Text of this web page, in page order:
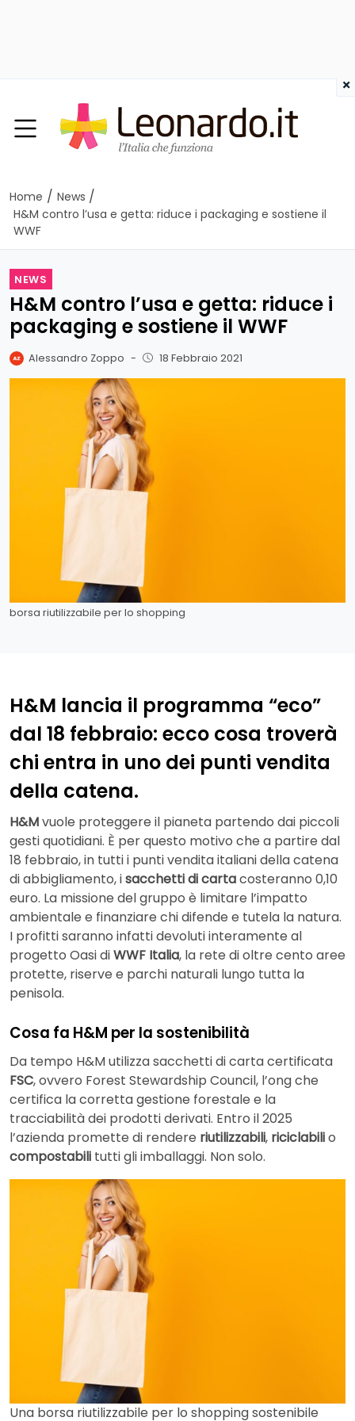
Home / News /
H&M contro l’usa e getta: riduce i packaging e sostiene il
WWF
NEWS
H&M contro l’usa e getta: riduce i
packaging e sostiene il WWF
Alessandro Zoppo - 18 Febbraio 2021
borsa riutilizzabile per lo shopping
H&M lancia il programma “eco”
dal 18 febbraio: ecco cosa troverà
chi entra in uno dei punti vendita
della catena.
H&Mvuole proteggere il pianeta partendo dai piccoli
gesti quotidiani. È per questo motivo che a partire dal
18 febbraio, in tutti i punti vendita italiani della catena
di abbigliamento, isacchetti di cartacosteranno 0,10
euro. La missione del gruppo è limitare l’impatto
ambientale e finanziare chi difende e tutela la natura.
I profitti saranno infatti devoluti interamente al
progetto Oasi diWWF Italia, la rete di oltre cento aree
protette, riserve e parchi naturali lungo tutta la
penisola.
Cosa fa H&M per la sostenibilità
Da tempo H&M utilizza sacchetti di carta certificata
FSC, ovvero Forest Stewardship Council, l’ong che
certifica la corretta gestione forestale e la
tracciabilità dei prodotti derivati. Entro il 2025
l’azienda promette di rendere riutilizzabili, riciclabilio
compostabili tutti gli imballaggi. Non solo.
Una borsa riutilizzabile per lo shopping sostenibile
×